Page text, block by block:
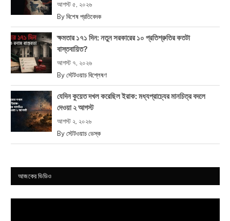
আগস্ট ৫, ২০২৬
By বিশেষ প্রতিবেদক
ক্ষমতার ১৭১ দিন: নতুন সরকারের ১০ প্রতিশ্রুতির কতটা
বাস্তবায়িত?
আগস্ট ৭, ২০২৬
By স্টেটওয়াচ বিশ্লেষণ
যেদিন কুয়েত দখল করেছিল ইরাক: মধ্যপ্রাচ্যের মানচিত্র বদলে
দেওয়া ২ আগস্ট
আগস্ট ২, ২০২৬
By স্টেটওয়াচ ডেস্ক
আজকের ভিডিও